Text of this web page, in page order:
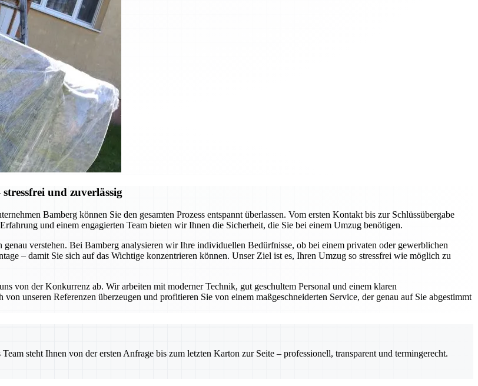
und zuverlässig
Bamberg können Sie den gesamten Prozess entspannt überlassen. Vom ersten Kontakt bis zur Schlüssübergabe
und einem engagierten Team bieten wir Ihnen die Sicherheit, die Sie bei einem Umzug benötigen.
verstehen. Bei Bamberg analysieren wir Ihre individuellen Bedürfnisse, ob bei einem privaten oder gewerblichen
– damit Sie sich auf das Wichtige konzentrieren können. Unser Ziel ist es, Ihren Umzug so stressfrei wie möglich zu
von der Konkurrenz ab. Wir arbeiten mit moderner Technik, gut geschultem Personal und einem klaren
unseren Referenzen überzeugen und profitieren Sie von einem maßgeschneiderten Service, der genau auf Sie abgestimmt
steht Ihnen von der ersten Anfrage bis zum letzten Karton zur Seite – professionell, transparent und termingerecht.